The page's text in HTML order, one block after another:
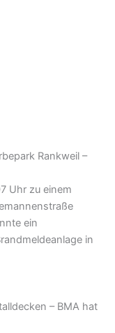
Rankweil –
Uhr zu einem
ein
in
– BMA hat